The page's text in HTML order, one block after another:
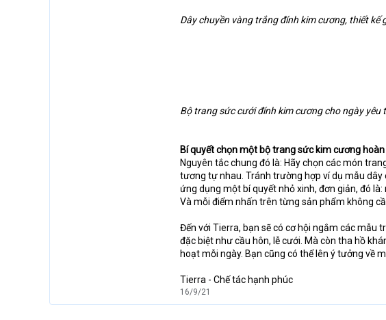
Dây chuyền vàng trắng đính kim cương, thiết
Bộ trang sức cưới đính kim cương cho ngày yêu
Bí quyết chọn một bộ trang sức kim cương
Nguyên tắc chung đó là: Hãy chọn các món
tương tự nhau. Tránh trường hợp ví dụ mẫu dây
ứng dụng một bí quyết nhỏ xinh, đơn giản, đó
Và mỗi điểm nhấn trên từng sản phẩm không
Đến với Tierra, bạn sẽ có cơ hội ngắm các mẫu
đặc biệt như cầu hôn, lễ cưới. Mà còn tha hồ
hoạt mỗi ngày. Bạn cũng có thể lên ý tưởng về
Tierra - Chế tác hạnh phúc
16/9/21